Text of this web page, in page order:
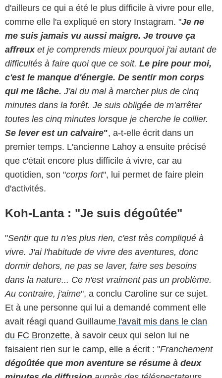
d'ailleurs ce qui a été le plus difficile à vivre pour elle,
comme elle l'a expliqué en story Instagram. "Je ne
me suis jamais vu aussi maigre. Je trouve ça
affreuxet je comprends mieux pourquoi j'ai autant de
difficultés à faire quoi que ce soit. Le pire pour moi,
c'est le manque d'énergie. De sentir mon corps
qui me lâche. J'ai du mal à marcher plus de cinq
minutes dans la forêt. Je suis obligée de m'arrêter
toutes les cinq minutes lorsque je cherche le collier.
Se lever est un calvaire", a-t-elle écrit dans un
premier temps. L'ancienne Lahoy a ensuite précisé
que c'était encore plus difficile à vivre, car au
quotidien, son "corps fort", lui permet de faire plein
d'activités.
Koh-Lanta : "Je suis dégoûtée"
"Sentir que tu n'es plus rien, c'est très compliqué à
vivre. J'ai l'habitude de vivre des aventures, donc
dormir dehors, ne pas se laver, faire ses besoins
dans la nature... Ce n'est vraiment pas un problème.
Au contraire, j'aime", a conclu Caroline sur ce sujet.
Et à une personne qui lui a demandé comment elle
avait réagi quand Guillaume l'avait mis dans le clan
du FC Bronzette, à savoir ceux qui selon lui ne
faisaient rien sur le camp, elle a écrit : "Franchement
dégoûtée que mon aventure se résume à deux